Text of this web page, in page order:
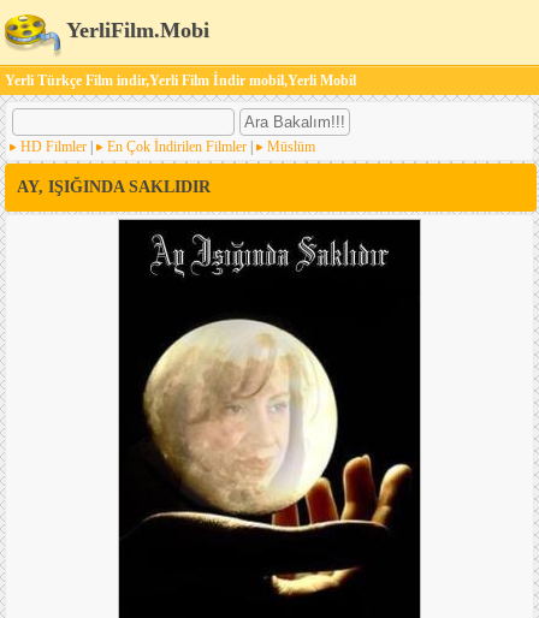
YerliFilm.Mobi
Yerli Türkçe Film indir,Yerli Film İndir mobil,Yerli Mobil
HD Filmler En Çok İndirilen Filmler Müslüm
AY, IŞIĞINDA SAKLIDIR